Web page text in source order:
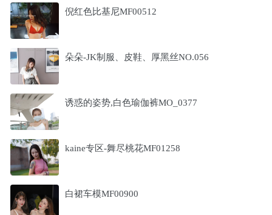
倪红色比基尼MF00512
朵朵-JK制服、皮鞋、厚黑丝NO.056
诱惑的姿势,白色瑜伽裤MO_0377
kaine专区-舞尽桃花MF01258
白裙车模MF00900